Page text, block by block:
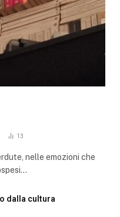
13
nelle emozioni che
dalla cultura